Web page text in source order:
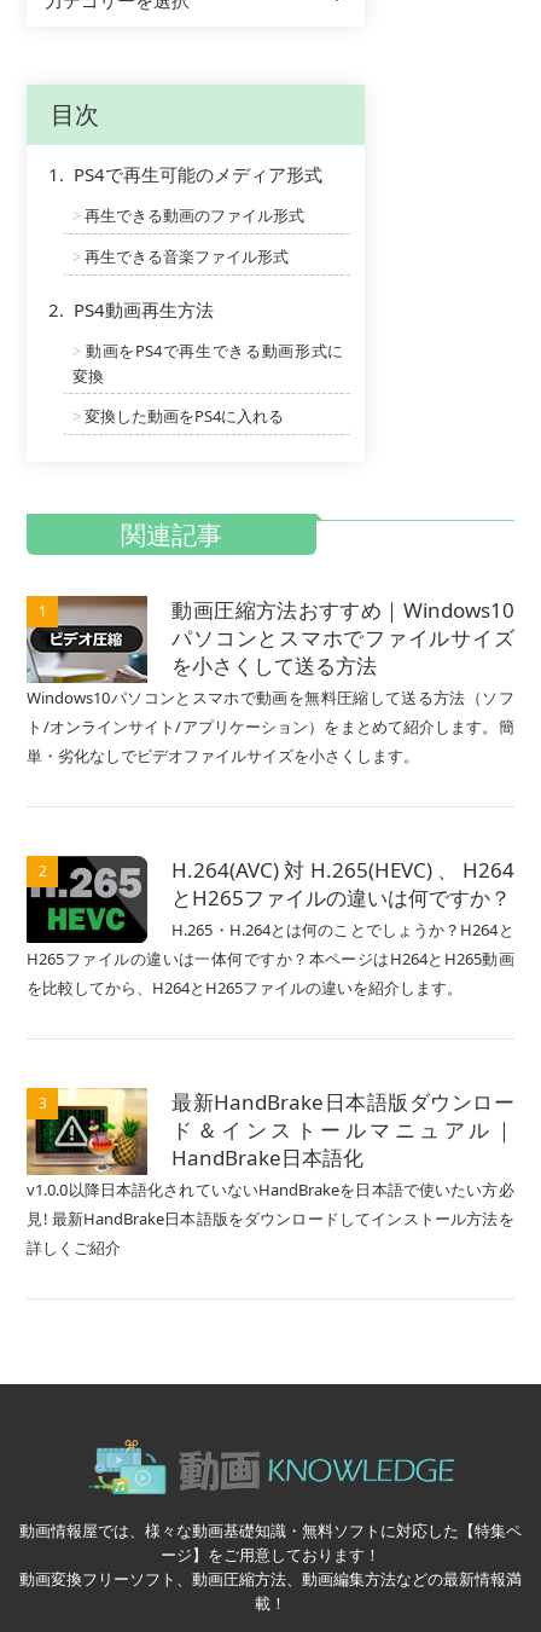
目次
1. PS4で再生可能のメディア形式
> 再生できる動画のファイル形式
> 再生できる音楽ファイル形式
2. PS4動画再生方法
> 動画をPS4で再生できる動画形式に
変換
> 変換した動画をPS4に入れる
関連記事
1
動画圧縮方法おすすめ｜Windows10
パソコンとスマホでファイルサイズ
を小さくして送る方法
Windows10パソコンとスマホで動画を無料圧縮して送る方法（ソフ
ト/オンラインサイト/アプリケーション）をまとめて紹介します。簡
単・劣化なしでビデオファイルサイズを小さくします。
2
H.264(AVC)対H.265(HEVC)、H264
とH265ファイルの違いは何ですか？
H.265・H.264とは何のことでしょうか？H264と
H265ファイルの違いは一体何ですか？本ページはH264とH265動画
を比較してから、H264とH265ファイルの違いを紹介します。
3
最新HandBrake日本語版ダウンロー
ド＆インストールマニュアル｜
HandBrake日本語化
v1.0.0以降日本語化されていないHandBrakeを日本語で使いたい方必
見! 最新HandBrake日本語版をダウンロードしてインストール方法を
詳しくご紹介
動画情報屋では、様々な動画基礎知識・無料ソフトに対応した【特集ペ
ージ】をご用意しております！
動画変換フリーソフト、動画圧縮方法、動画編集方法などの最新情報満
載！